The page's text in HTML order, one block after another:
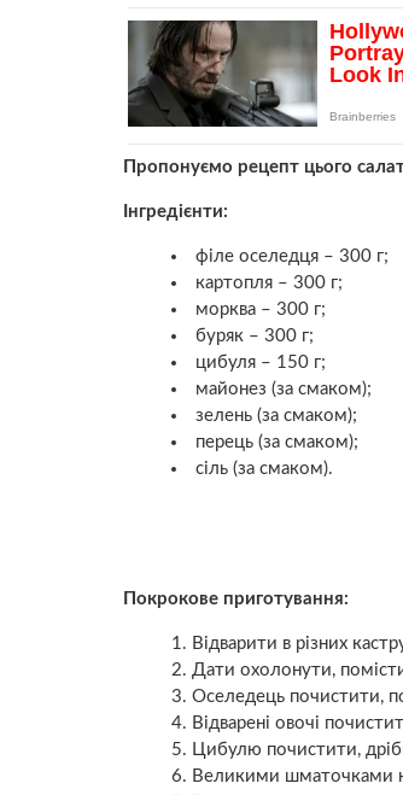
Пропонуємо рецепт цього
Інгредієнти:
філе оселедця – 300 г;
картопля – 300 г;
морква – 300 г;
буряк – 300 г;
цибуля – 150 г;
майонез (за смаком);
зелень (за смаком);
перець (за смаком);
сіль (за смаком).
Покрокове приготування:
Відварити в різних
Дати охолонути,
Оселедець почистити,
Відварені овочі
Цибулю почистити,
Великими шматочками